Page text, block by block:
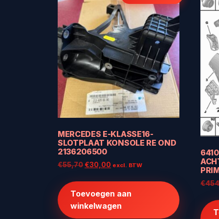
MERCEDES E-KLASSE16-
SLOTPLAAT KONSOLE RE OND
2136206500
€55,70Oorspronkelijke
€55,70.
€30,00 Huidige
€30,00.
excl. BTW
Toevoegen aan
winkelwagen
€